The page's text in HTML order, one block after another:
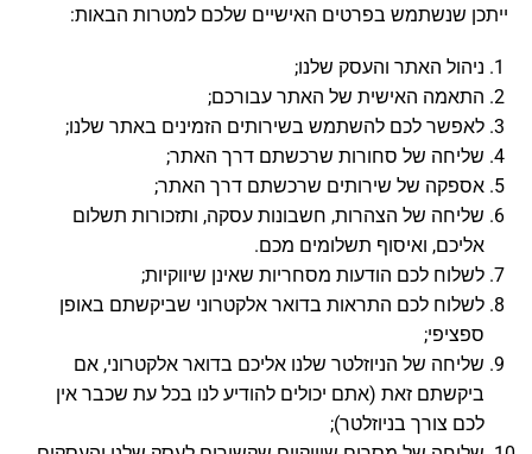
ייתכן שנשתמש בפרטים האישיים שלכם למטרות הבאות:
ניהול האתר והעסק שלנו;
התאמה האישית של האתר עבורכם;
לאפשר לכם להשתמש בשירותים הזמינים באתר שלנו;
שליחה של סחורות שרכשתם דרך האתר;
אספקה של שירותים שרכשתם דרך האתר;
שליחה של הצהרות, חשבונות עסקה, ותזכורות תשלום
אליכם, ואיסוף תשלומים מכם.
לשלוח לכם הודעות מסחריות שאינן שיווקיות;
לשלוח לכם התראות בדואר אלקטרוני שביקשתם באופן
ספציפי;
שליחה של הניוזלטר שלנו אליכם בדואר אלקטרוני, אם
ביקשתם זאת (אתם יכולים להודיע לנו בכל עת שכבר אין
לכם צורך בניוזלטר);